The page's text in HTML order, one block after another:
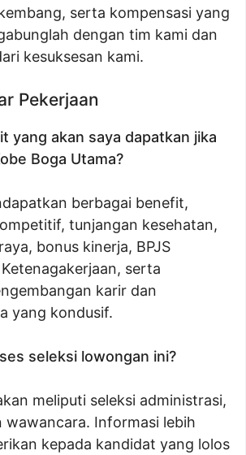
serta kompensasi yang
dengan tim kami dan
kesuksesan kami.
Pekerjaan
yang akan saya dapatkan jika
Boga Utama?
berbagai benefit,
tunjangan kesehatan,
bonus kinerja, BPJS
serta
karir dan
yang kondusif.
seleksi lowongan ini?
meliputi seleksi administrasi,
wawancara. Informasi lebih
kepada kandidat yang lolos